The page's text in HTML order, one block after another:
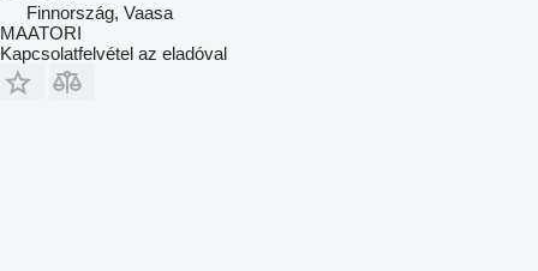
Finnország, Vaasa
MAATORI
Kapcsolatfelvétel az eladóval